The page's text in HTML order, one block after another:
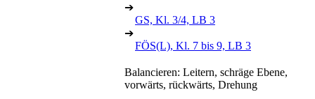
➔
GS, Kl. 3/4, LB 3
➔
FÖS(L), Kl. 7 bis 9, LB 3
Balancieren: Leitern, schräge Ebene,
vorwärts, rückwärts, Drehung